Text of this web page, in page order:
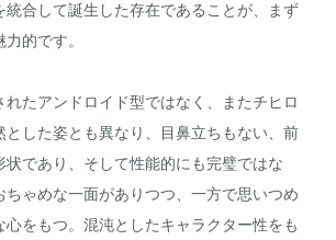
統合して誕生した存在であることが、まず
的です。
れたアンドロイド型ではなく、またチヒロ
とした姿とも異なり、目鼻立ちもない、前
状であり、そして性能的にも完璧ではな
ちゃめな一面がありつつ、一方で思いつめ
心をもつ。混沌としたキャラクター性をも